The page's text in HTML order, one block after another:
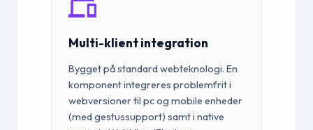
Multi-klient integration
Bygget på standard webteknologi. En
komponent integreres problemfrit i
webversioner til pc og mobile enheder
(med gestussupport) samt i native